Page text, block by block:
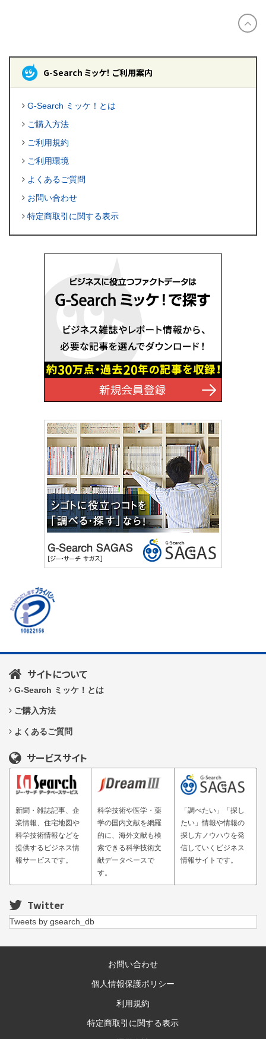
G-Search ミッケ！ ご利用案内
G-Search ミッケ！とは
ご購入方法
ご利用規約
ご利用環境
よくあるご質問
お問い合わせ
特定商取引に関する表示
サイトについて
G-Search ミッケ！とは
ご購入方法
よくあるご質問
サービスサイト
新聞・雑誌記事、企
業情報、住宅地図や
科学技術情報などを
提供するビジネス情
報サービスです。
科学技術や医学・薬
学の国内文献を網羅
的に、海外文献も検
索できる科学技術文
献データベースで
す。
「調べたい」「探し
たい」情報や情報の
探し方ノウハウを発
信していくビジネス
情報サイトです。
Twitter
Tweets by gsearch_db
お問い合わせ
個人情報保護ポリシー
利用規約
特定商取引に関する表示